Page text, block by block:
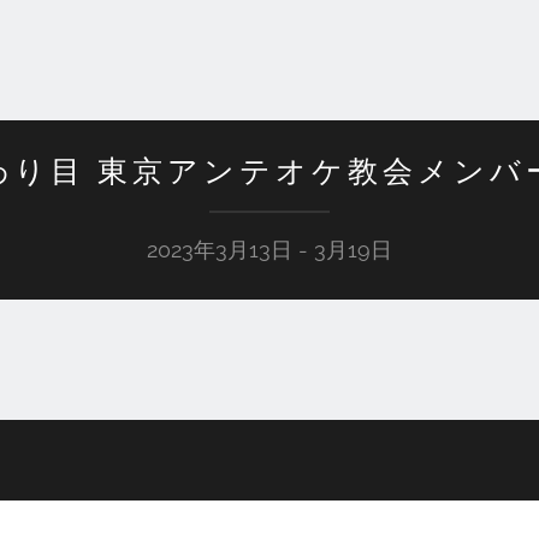
り目 東京アンテオケ教会メンバ
2023年3月13日 - 3月19日